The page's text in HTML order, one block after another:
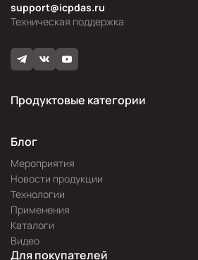
Техническая поддержка
support@icpdas.ru
Продуктовые категории
Блог
Мероприятия
Новости продукции
Технологии
Применения
Каталоги
Видео
Для покупателей